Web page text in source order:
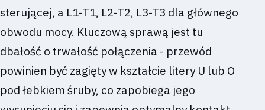
sterującej, a L1-T1, L2-T2, L3-T3 dla głównego
obwodu mocy. Kluczową sprawą jest tu
dbałość o trwałość połączenia - przewód
powinien być zagięty w kształcie litery U lub O
pod łebkiem śruby, co zapobiega jego